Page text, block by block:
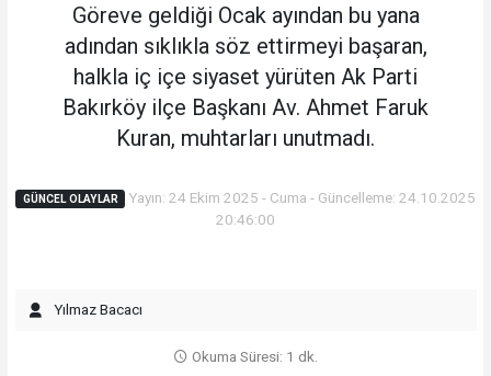
Göreve geldiği Ocak ayından bu yana
adından sıklıkla söz ettirmeyi başaran,
halkla iç içe siyaset yürüten Ak Parti
Bakırköy ilçe Başkanı Av. Ahmet Faruk
Kuran, muhtarları unutmadı.
GÜNCEL OLAYLAR
Yayın: 24 Ekim 2025 - Cuma - Güncelleme: 24.10.2025
20:46:00
Yılmaz Bacacı
Okuma Süresi: 1 dk.